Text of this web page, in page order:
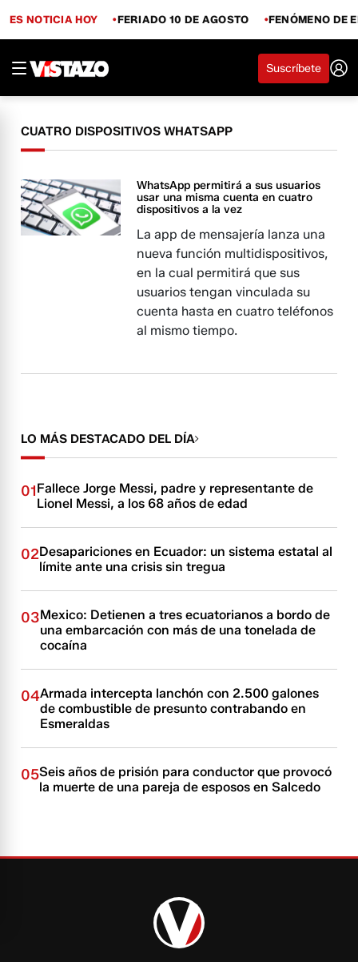
ES NOTICIA HOY FERIADO 10 DE AGOSTO FENÓMENO DE
Suscríbete
CUATRO DISPOSITIVOS WHATSAPP
WhatsApp permitirá a sus usuarios
usar una misma cuenta en cuatro
dispositivos a la vez
La app de mensajería lanza una
nueva función multidispositivos,
en la cual permitirá que sus
usuarios tengan vinculada su
cuenta hasta en cuatro teléfonos
al mismo tiempo.
LO MÁS DESTACADO DEL DÍA
01Fallece Jorge Messi, padre y representante de
Lionel Messi, a los 68 años de edad
02Desapariciones en Ecuador: un sistema estatal al
límite ante una crisis sin tregua
03Mexico: Detienen a tres ecuatorianos a bordo de
una embarcación con más de una tonelada de
cocaína
04Armada intercepta lanchón con 2.500 galones
de combustible de presunto contrabando en
Esmeraldas
05Seis años de prisión para conductor que provocó
la muerte de una pareja de esposos en Salcedo